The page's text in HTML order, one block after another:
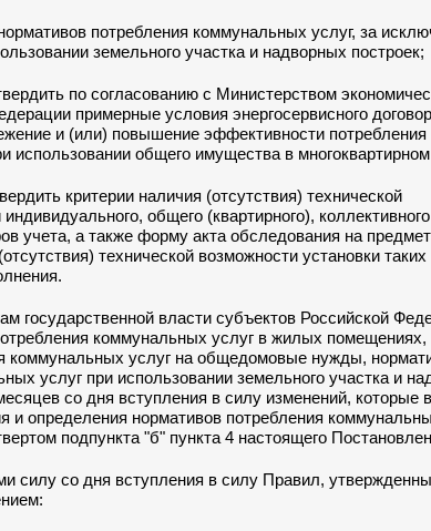
потребления коммунальных услуг, за
земельного участка и надворных построек;
по согласованию с Министерством
примерные условия энергосервисного
и (или) повышение эффективности потребления
использовании общего имущества в
критерии наличия (отсутствия) технической
общего (квартирного), коллективного
учета, а также форму акта обследования на предмет
технической возможности установки
государственной власти субъектов Российской
коммунальных услуг в жилых помещениях,
коммунальных услуг на общедомовые нужды,
услуг при использовании земельного участка и
со дня вступления в силу изменений, которые
и определения нормативов потребления
подпункта "б" пункта 4 настоящего
силу со дня вступления в силу Правил,